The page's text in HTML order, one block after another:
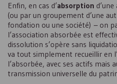
Enfin, en cas d’absorption
(ou par un groupement d’une
fondation ou une société) – on
l’association absorbée est
dissolution s’opère sans
va tout simplement recueillir en
l’absorbée, avec ses actifs mais
transmission universelle du